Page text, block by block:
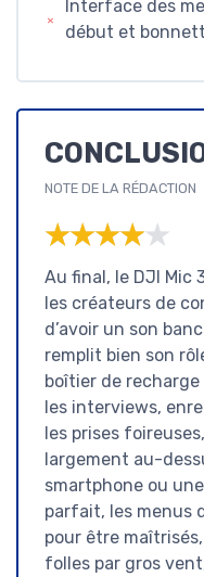
Interface des
début et
NOTE DE LA RÉDACTION
★★★★★
★★★★★
Au final, le DJI Mic
les créateurs de
d’avoir un son
remplit bien son
boîtier de
les interviews,
les prises
largement au-
smartphone ou
parfait, les menus
pour être
folles par gros